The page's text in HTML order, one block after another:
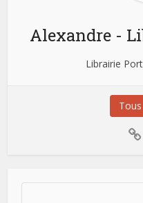
Alexandre -
Librairie